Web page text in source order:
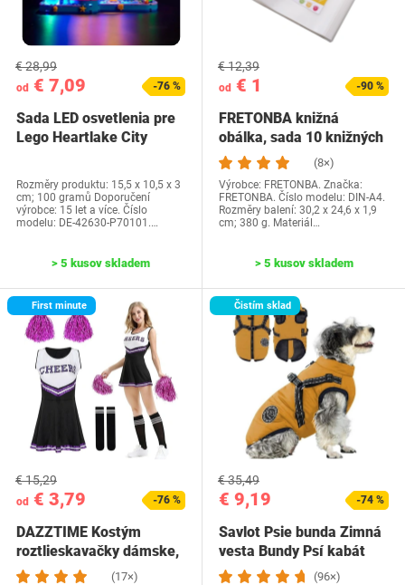
od € 7,09
€ 28,99
-76 %
Sada LED osvetlenia pre
Lego Heartlake City
Rozměry produktu: 15,5 x 10,5 x 3
cm; 100 gramů Doporučení
výrobce: 15 let a více. Číslo
modelu: DE-42630-P70101.…
> 5 kusov skladem
od € 1
€ 12,39
-90 %
FRETONBA knižná
obálka, sada 10 knižných
dosiek, priehľadné…
(8×)
Výrobce: FRETONBA. Značka:
FRETONBA. Číslo modelu: DIN-A4.
Rozměry balení: 30,2 x 24,6 x 1,9
cm; 380 g. Materiál…
> 5 kusov skladem
First minute
od € 3,79
€ 15,29
-76 %
DAZZTIME Kostým
roztlieskavačky dámske,
kostým…
(17×)
Čistím sklad
€ 9,19
€ 35,49
-74 %
Savlot Psie bunda Zimná
vesta Bundy Psí kabát
Psí sveter…
(96×)